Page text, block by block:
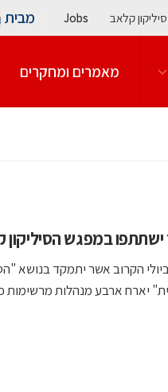
סיליקון קלאב Jobs מבית
מאמרים ומחקרים
במפגש הסיליקון
הסיליקון קלאב שיערך ב-3 ביולי הקרוב אשר יתמקד
יארח ארבע מנהלות מרשימות